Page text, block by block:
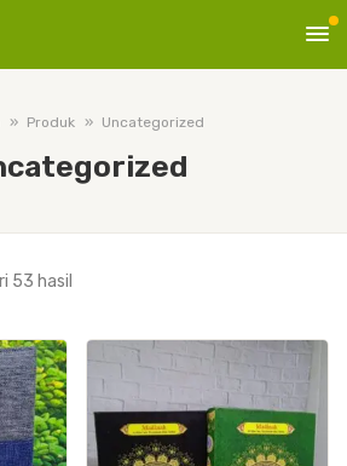
Produk Uncategorized
53 hasil
harga:
tinggi
rendah